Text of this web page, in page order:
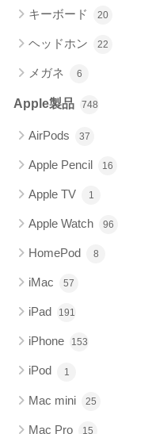
キーボード 20
ヘッドホン 22
メガネ 6
Apple製品 748
AirPods 37
Apple Pencil 16
Apple TV 1
Apple Watch 96
HomePod 8
iMac 57
iPad 191
iPhone 153
iPod 1
Mac mini 25
Mac Pro 15